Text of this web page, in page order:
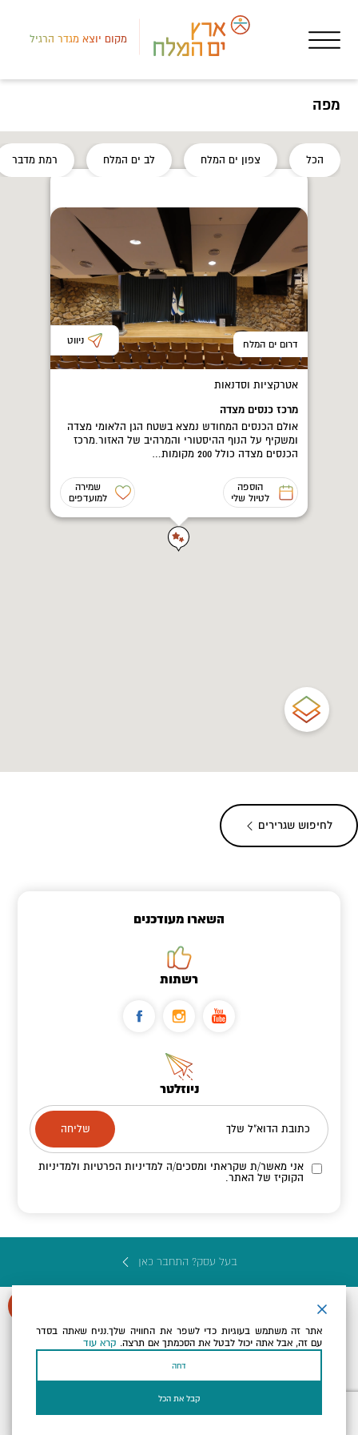
מקום יוצא מגדר הרגיל
מפה
הכל צפון ים המלח לב ים המלח רמת מדבר
דרום ים המלח ניווט
אטרקציות וסדנאות
מרכז כנסים מצדה
אולם הכנסים המחודש נמצא בשטח הגן הלאומי מצדה
ומשקיף על הנוף ההיסטורי והמרהיב של האזור.מרכז
הכנסים מצדה כולל 200 מקומות…
הוספה
לטיול שלי
שמירה
למועדפים
לחיפוש שגרירים
השארו מעודכנים
רשתות
ניוזלטר
כתובת הדוא"ל שלך
אני מאשר/ת שקראתי ומסכים/הלמדיניות הפרטיות ולמדיניות
הקוקיז של האתר.
בעל עסק? התחבר כאן
כל הזכויות שמורות לארץ ים המלח ©
אתר זה משתמש בעוגיות כדי לשפר את החוויה שלך.נניח שאתה בסדר
עם זה, אבל אתה יכול לבטל את הסכמתך אם תרצה. קרא עוד
דחה
קבל את הכל